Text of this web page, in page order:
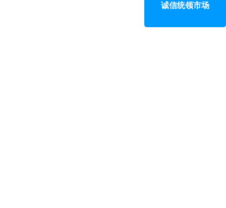
诚信统领市场